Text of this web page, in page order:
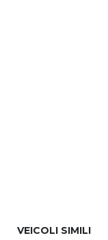
VEICOLI SIMILI